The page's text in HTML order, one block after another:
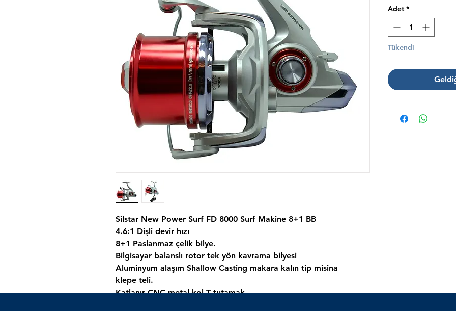
Silstar New Power Surf FD 8000 Surf Makine 8+1 BB
4.6:1 Dişli devir hızı
8+1 Paslanmaz çelik bilye.
Bilgisayar balanslı rotor tek yön kavrama bilyesi
Aluminyum alaşım Shallow Casting makara kalın tip misina
klepe teli.
Katlanır CNC metal kol T tutamak.
Adet *
Tükendi